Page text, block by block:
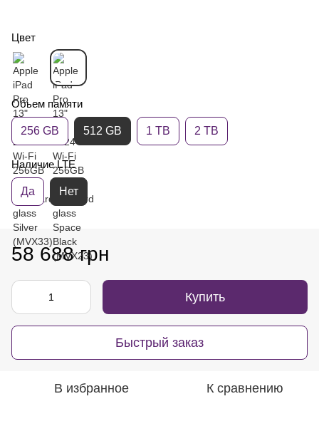
Цвет
Обьем памяти
256 GB 512 GB 1 TB 2 TB
Наличие LTE
Да Нет
58 688 грн
Купить
Быстрый заказ
В избранное К сравнению